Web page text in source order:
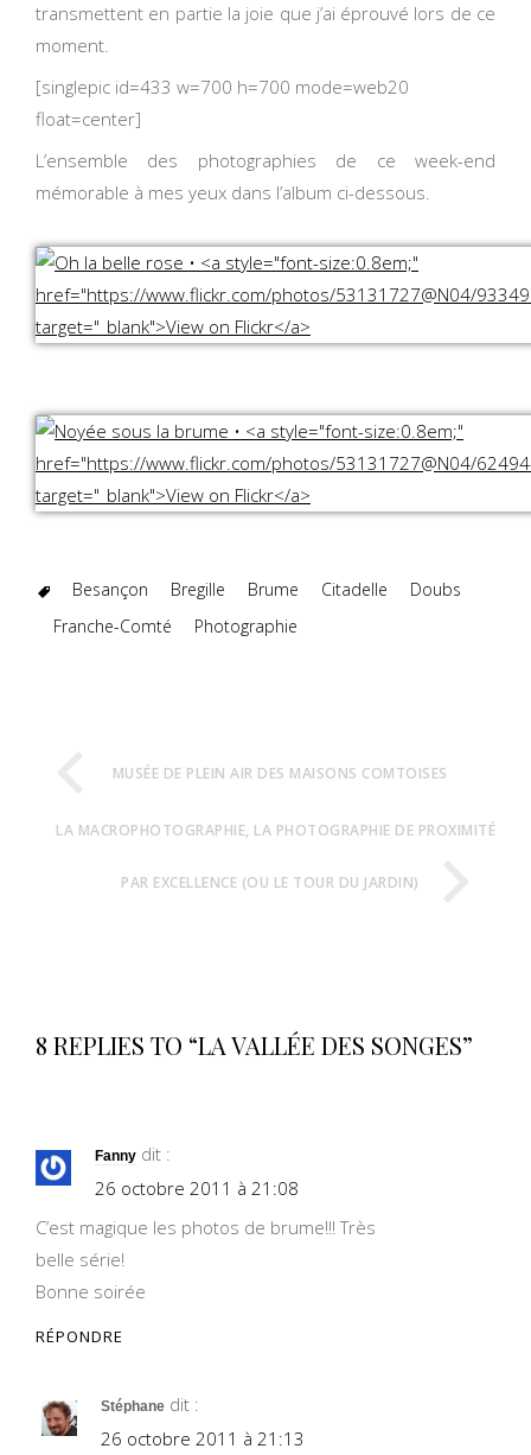
transmettent en partie la joie que j’ai éprouvé lors de ce
moment.
[singlepic id=433 w=700 h=700 mode=web20
float=center]
L’ensemble des photographies de ce week-end
mémorable à mes yeux dans l’album ci-dessous.
Besançon Bregille Brume Citadelle
Doubs
Franche-Comté
Photographie
MUSÉE DE PLEIN AIR DES MAISONS COMTOISES
LA MACROPHOTOGRAPHIE, LA PHOTOGRAPHIE DE PROXIMITÉ
PAR EXCELLENCE (OU LE TOUR DU JARDIN)
8 REPLIES TO “LA VALLÉE DES SONGES”
Fanny dit :
26 octobre 2011 à 21:08
C’est magique les photos de brume!!! Très
belle série!
Bonne soirée
RÉPONDRE
Stéphane dit :
26 octobre 2011 à 21:13